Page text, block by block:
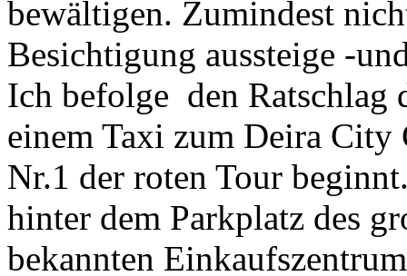
bewältigen. Zumindest
Besichtigung aussteige -
Ich befolge den Ratschlag
einem Taxi zum Deira
Nr.1 der roten Tour
hinter dem Parkplatz des
bekannten